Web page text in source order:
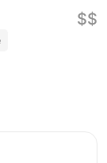
$$